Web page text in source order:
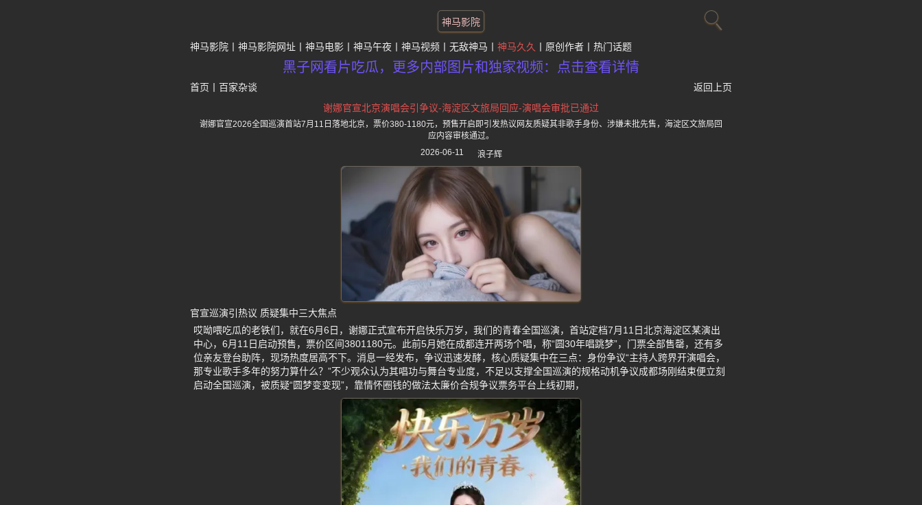
神马影院
神马影院 神马影院网址 神马电影 神马午夜 神马视频 无敌神马 神马久久 原创作者 热门话题
黑子网看片吃瓜，更多内部图片和独家视频：点击查看详情
首页 百家杂谈
返回上页
谢娜官宣北京演唱会引争议-海淀区文旅局回应-演唱会审批已通过
谢娜官宣2026全国巡演首站7月11日落地北京，票价380-1180元，预售开启即引发热议网友质疑其非歌手身份、涉嫌未批先售，海淀区文旅局回
应内容审核通过。
2026-06-11
浪子辉
官宣巡演引热议 质疑集中三大焦点
哎呦喂吃瓜的老铁们，就在6月6日，谢娜正式宣布开启快乐万岁，我们的青春全国巡演，首站定档7月11日北京海淀区某演出
中心，6月11日启动预售，票价区间3801180元。此前5月她在成都连开两场个唱，称“圆30年唱跳梦”，门票全部售罄，还有多
位亲友登台助阵，现场热度居高不下。消息一经发布，争议迅速发酵，核心质疑集中在三点：身份争议“主持人跨界开演唱会，
那专业歌手多年的努力算什么？”不少观众认为其唱功与舞台专业度，不足以支撑全国巡演的规格动机争议成都场刚结束便立刻
启动全国巡演，被质疑“圆梦变变现”，靠情怀圈钱的做法太廉价合规争议票务平台上线初期，